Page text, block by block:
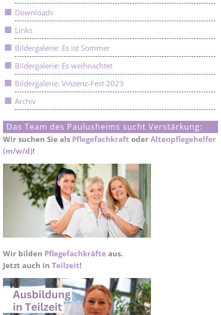
Downloads
Links
Bildergalerie: Es ist Sommer
Bildergalerie: Es weihnachtet
Bildergalerie: Vinzenz-Fest 2023
Archiv
Das Team des Paulusheims sucht Verstärkung:
Wir suchen Sie als Pflegefachkraft oderAltenpflegehelfer
(m/w/d)!
Wir bilden Pflegefachkräfte aus.
Jetzt auch inTeilzeit!